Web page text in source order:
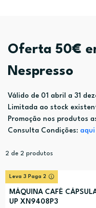
Oferta 50€
Nespresso
Válido de 01 abril a 31
Limitada ao stock
Promoção nos produtos
Consulta Condições: aqui
2 de 2 produtos
Leva 3 Paga 2
MÁQUINA CAFÉ
UP XN9408P3